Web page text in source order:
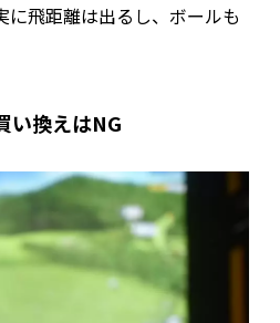
に飛距離は出るし、ボールも
い換えはNG